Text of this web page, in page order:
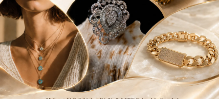
Ümraniye Halk Eğitim Merkezi Öğrencileri ve Ümraniye T
Tipi Cezaevi Hükümlüleri tarafından oluşturulan sanat
eserleri
18 Aralık 2023 Pazartesi 22:11
Sosyal medya hesaplarımızı keşfedin